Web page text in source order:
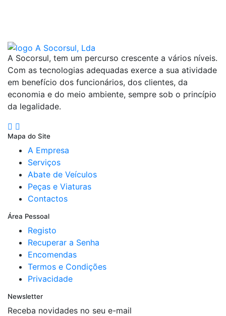
A Socorsul, tem um percurso crescente a vários níveis.
Com as tecnologias adequadas exerce a sua atividade
em benefício dos funcionários, dos clientes, da
economia e do meio ambiente, sempre sob o princípio
da legalidade.
Mapa do Site
A Empresa
Serviços
Abate de Veículos
Peças e Viaturas
Contactos
Área Pessoal
Registo
Recuperar a Senha
Encomendas
Termos e Condições
Privacidade
Newsletter
Receba novidades no seu e-mail